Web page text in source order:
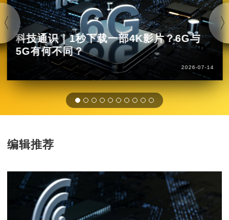
科技通识｜1秒下载一部4K影片？6G与
5G有何不同？
2026-07-14
编辑推荐